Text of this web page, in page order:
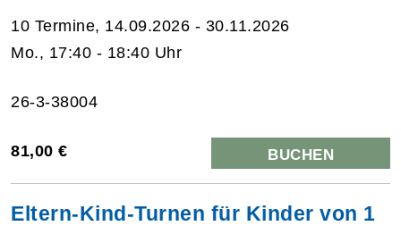
10 Termine, 14.09.2026 - 30.11.2026
Mo., 17:40 - 18:40 Uhr
26-3-38004
81,00 € BUCHEN
Eltern-Kind-Turnen für Kinder von 1